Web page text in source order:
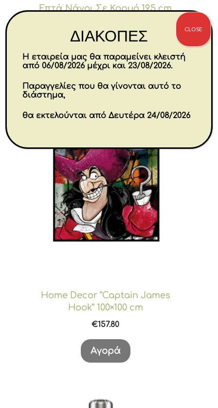
Επτά Νάνοι Σε Κορμό 19,5 cm
€ 153.60
Αγορά
Home Decor “Captain James
Hook” 100×100 cm
€157.80
Αγορά
ΔΙΑΚΟΠΕΣ
Η εταιρεία μας θα παραμείνει κλειστή
από 06/08/2026 μέχρι και 23/08/2026.
Παραγγελίες που θα γίνονται αυτό το
διάστημα,
θα εκτελούνται από Δευτέρα 24/08/2026
CLOSE